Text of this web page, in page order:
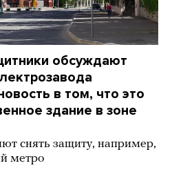
обсуждают
в том, что это
здание в зоне
снять защиту, например,
метро